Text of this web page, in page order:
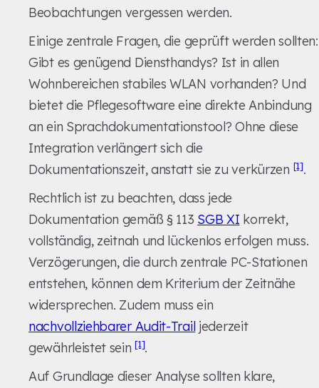
Beobachtungen vergessen werden.
Einige zentrale Fragen, die geprüft werden sollten:
Gibt es genügend Diensthandys? Ist in allen
Wohnbereichen stabiles WLAN vorhanden? Und
bietet die Pflegesoftware eine direkte Anbindung
an ein Sprachdokumentationstool? Ohne diese
Integration verlängert sich die
Dokumentationszeit, anstatt sie zu verkürzen [1].
Rechtlich ist zu beachten, dass jede
Dokumentation gemäß § 113 SGB XI korrekt,
vollständig, zeitnah und lückenlos erfolgen muss.
Verzögerungen, die durch zentrale PC-Stationen
entstehen, können dem Kriterium der Zeitnähe
widersprechen. Zudem muss ein
nachvollziehbarer Audit-Trailjederzeit
gewährleistet sein[1].
Auf Grundlage dieser Analyse sollten klare,